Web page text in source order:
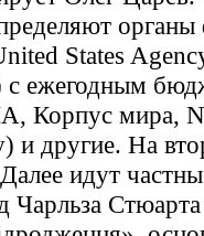
органы
States
с ежегодным
Корпус мира,
и другие. На
идут
Чарльза